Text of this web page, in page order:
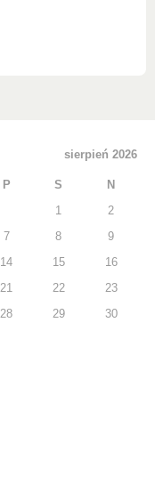
sierpień 2026
P S N
1 2
7 8 9
14 15 16
21 22 23
28 29 30